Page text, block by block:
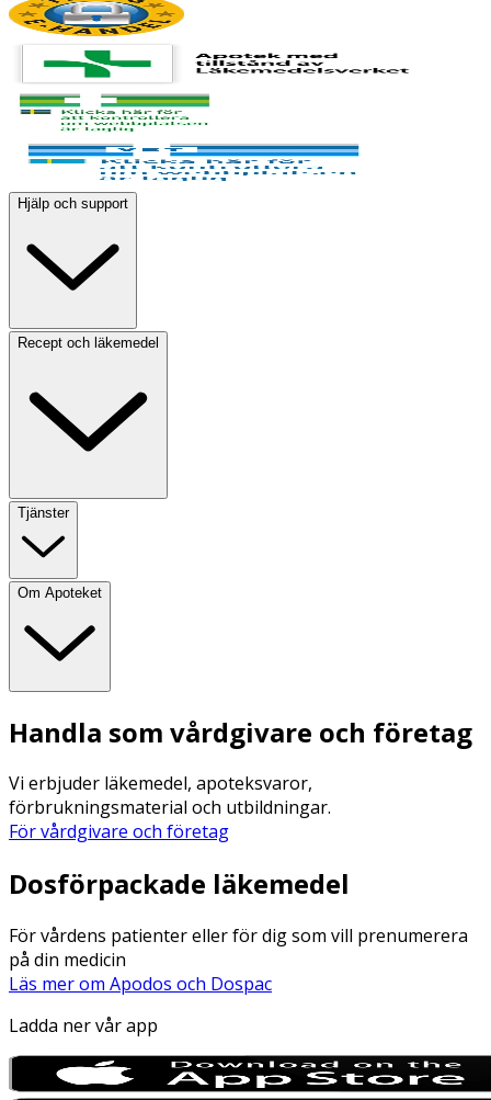
Hjälp och support
Recept och läkemedel
Tjänster
Om Apoteket
Handla som vårdgivare och företag
Vi erbjuder läkemedel, apoteksvaror,
förbrukningsmaterial och utbildningar.
För vårdgivare och företag
Dosförpackade läkemedel
För vårdens patienter eller för dig som vill prenumerera
på din medicin
Läs mer om Apodos och Dospac
Ladda ner vår app